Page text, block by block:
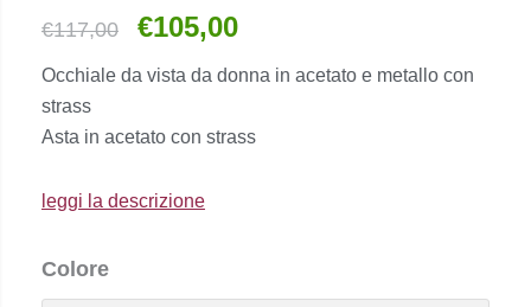
€117,00
Il
originale
€117,00.
€105,00Il
attuale
€105,00.
Occhiale da vista da donna in acetato e metallo con
strass
Asta in acetato con strass
leggi la descrizione
Colore
Christie's
Jewellery